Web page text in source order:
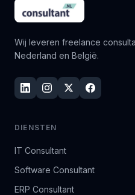
Wij leveren freelance
Nederland en België.
DIENSTEN
IT Consultant
Software Consultant
ERP Consultant